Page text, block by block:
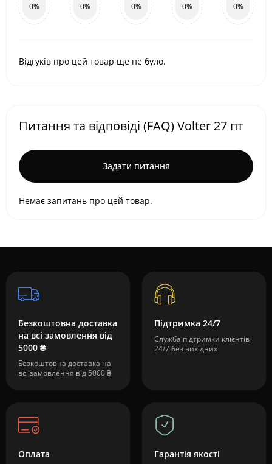
0% 0% 0% 0% 0%
Відгуків про цей товар ще не було.
Питання та відповіді (FAQ) Volter 27 пт
Задати питання
Немає запитань про цей товар.
Безкоштовна доставка
на всі замовлення від
5000 ₴
Безкоштовна доставка на
всі замовлення від 5000 ₴
Підтримка 24/7
Служба підтримки клієнтів
24/7 без вихідних
Оплата Гарантія якості